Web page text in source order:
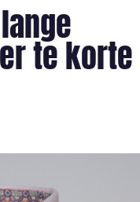
te korte